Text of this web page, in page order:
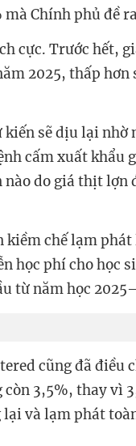
Chính phủ đề
cực. Trước hết,
2025, thấp hơn
sẽ dịu lại nhờ
cấm xuất khẩu
nào do giá thịt lợn
chế lạm
học phí cho học
từ năm học
cũng đã điều
còn 3,5%, thay vì
lại và lạm phát